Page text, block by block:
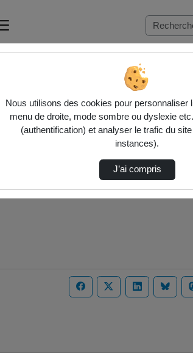
Nous utilisons des cookies pour personnaliser
menu de droite, mode sombre ou dyslexie
(authentification) et analyser le trafic du
instances).
J’ai compris